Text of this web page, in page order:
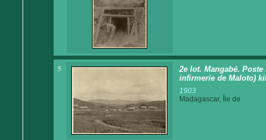
5
2e lot. Mangabé.
infirmerie de Maloto)
1903
Madagascar, Île de